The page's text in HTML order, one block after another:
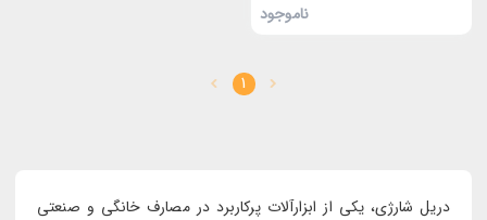
ناموجود
1
دریل شارژی، یکی از ابزارآلات پرکاربرد در مصارف خانگی و صنعتی